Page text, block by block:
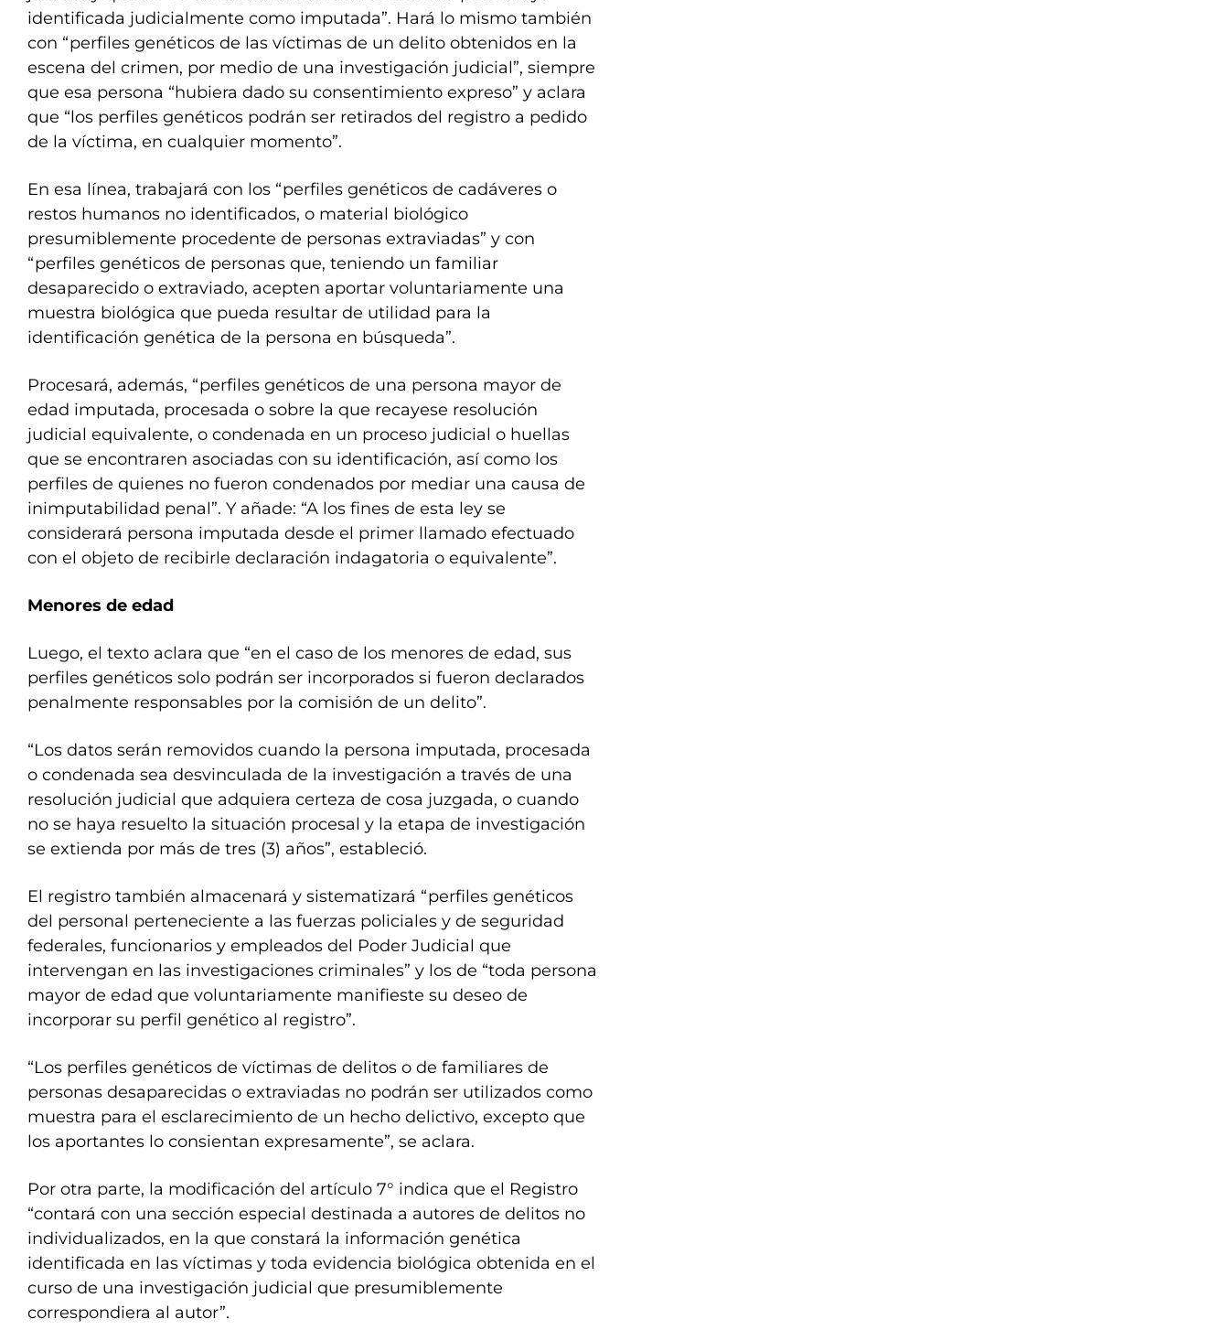
identificada judicialmente como imputada”. Hará lo mismo también
con “perfiles genéticos de las víctimas de un delito obtenidos en la
escena del crimen, por medio de una investigación judicial”, siempre
que esa persona “hubiera dado su consentimiento expreso” y aclara
que “los perfiles genéticos podrán ser retirados del registro a pedido
de la víctima, en cualquier momento”.
En esa línea, trabajará con los “perfiles genéticos de cadáveres o
restos humanos no identificados, o material biológico
presumiblemente procedente de personas extraviadas” y con
“perfiles genéticos de personas que, teniendo un familiar
desaparecido o extraviado, acepten aportar voluntariamente una
muestra biológica que pueda resultar de utilidad para la
identificación genética de la persona en búsqueda”.
Procesará, además, “perfiles genéticos de una persona mayor de
edad imputada, procesada o sobre la que recayese resolución
judicial equivalente, o condenada en un proceso judicial o huellas
que se encontraren asociadas con su identificación, así como los
perfiles de quienes no fueron condenados por mediar una causa de
inimputabilidad penal”. Y añade: “A los fines de esta ley se
considerará persona imputada desde el primer llamado efectuado
con el objeto de recibirle declaración indagatoria o equivalente”.
Menores de edad
Luego, el texto aclara que “en el caso de los menores de edad, sus
perfiles genéticos solo podrán ser incorporados si fueron declarados
penalmente responsables por la comisión de un delito”.
“Los datos serán removidos cuando la persona imputada, procesada
o condenada sea desvinculada de la investigación a través de una
resolución judicial que adquiera certeza de cosa juzgada, o cuando
no se haya resuelto la situación procesal y la etapa de investigación
se extienda por más de tres (3) años”, estableció.
El registro también almacenará y sistematizará “perfiles genéticos
del personal perteneciente a las fuerzas policiales y de seguridad
federales, funcionarios y empleados del Poder Judicial que
intervengan en las investigaciones criminales” y los de “toda persona
mayor de edad que voluntariamente manifieste su deseo de
incorporar su perfil genético al registro”.
“Los perfiles genéticos de víctimas de delitos o de familiares de
personas desaparecidas o extraviadas no podrán ser utilizados como
muestra para el esclarecimiento de un hecho delictivo, excepto que
los aportantes lo consientan expresamente”, se aclara.
Por otra parte, la modificación del artículo 7° indica que el Registro
“contará con una sección especial destinada a autores de delitos no
individualizados, en la que constará la información genética
identificada en las víctimas y toda evidencia biológica obtenida en el
curso de una investigación judicial que presumiblemente
correspondiera al autor”.